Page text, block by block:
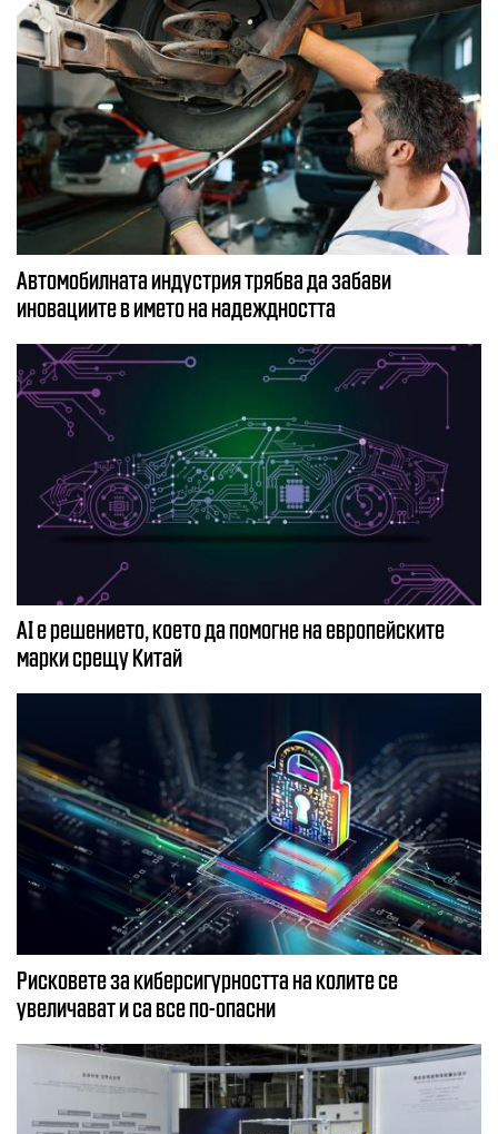
Автомобилната индустрия трябва да забави
иновациите в името на надеждността
AI е решението, което да помогне на европейските
марки срещу Китай
Рисковете за киберсигурността на колите се
увеличават и са все по-опасни